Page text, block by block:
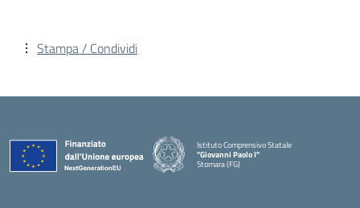
Stampa / Condividi
Istituto Comprensivo Statale
"Giovanni Paolo I"
Stornara (FG)